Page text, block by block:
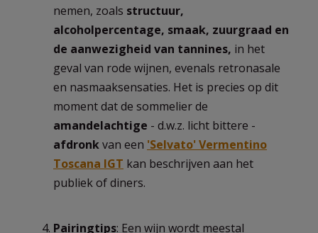
nemen, zoals structuur,
alcoholpercentage, smaak, zuurgraad en
de aanwezigheid van tannines, in het
geval van rode wijnen, evenals retronasale
en nasmaaksensaties. Het is precies op dit
moment dat de sommelier de
amandelachtige - d.w.z. licht bittere -
afdronkvan een 'Selvato' Vermentino
Toscana IGT kan beschrijven aan het
publiek of diners.
Pairingtips: Een wijn wordt meestal